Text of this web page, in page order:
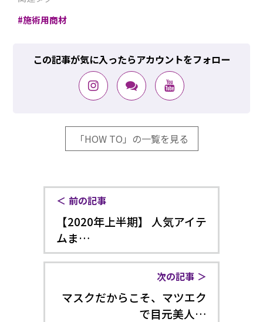
施術用商材
この記事が気に入ったらアカウントをフォロー
「HOW TO」の一覧を見る
前の記事
【2020年上半期】 人気アイテ
ムま…
次の記事
マスクだからこそ、マツエク
で目元美人…